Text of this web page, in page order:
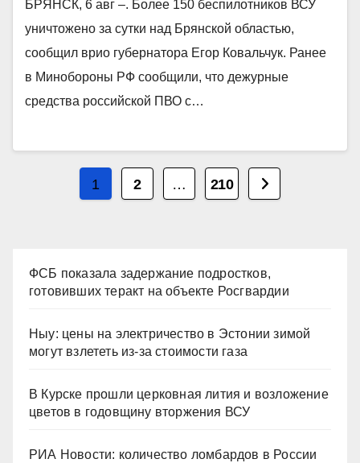
БРЯНСК, 6 авг –. Более 150 беспилотников ВСУ
уничтожено за сутки над Брянской областью,
сообщил врио губернатора Егор Ковальчук. Ранее
в Минобороны РФ сообщили, что дежурные
средства российской ПВО с…
Пагинация
1 2 … 210
ФСБ показала задержание подростков,
готовивших теракт на объекте Росгвардии
Ныу: цены на электричество в Эстонии зимой
могут взлететь из-за стоимости газа
В Курске прошли церковная лития и возложение
цветов в годовщину вторжения ВСУ
РИА Новости: количество ломбардов в России